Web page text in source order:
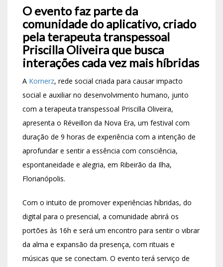
O evento faz parte da
comunidade do aplicativo, criado
pela terapeuta transpessoal
Priscilla Oliveira que busca
interações cada vez mais híbridas
A Kornerz, rede social criada para causar impacto
social e auxiliar no desenvolvimento humano, junto
com a terapeuta transpessoal Priscilla Oliveira,
apresenta o Réveillon da Nova Era, um festival com
duração de 9 horas de experiência com a intenção de
aprofundar e sentir a essência com consciência,
espontaneidade e alegria, em Ribeirão da Ilha,
Florianópolis.
Com o intuito de promover experiências híbridas, do
digital para o presencial, a comunidade abrirá os
portões às 16h e será um encontro para sentir o vibrar
da alma e expansão da presença, com rituais e
músicas que se conectam. O evento terá serviço de